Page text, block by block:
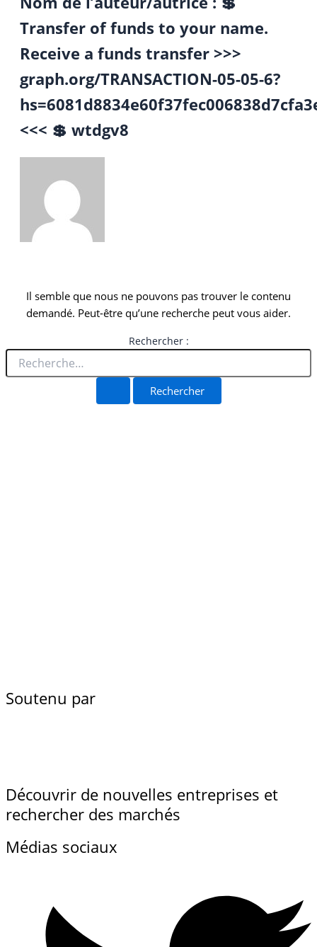
Transfer of funds to your name.
Receive a funds transfer >>>
graph.org/TRANSACTION-05-05-6?
<<< 💲 wtdgv8
Il semble que nous ne pouvons pas trouver le contenu
demandé. Peut-être qu’une recherche peut vous aider.
Rechercher :
Soutenu par
Découvrir de nouvelles entreprises et
rechercher des marchés
Médias sociaux